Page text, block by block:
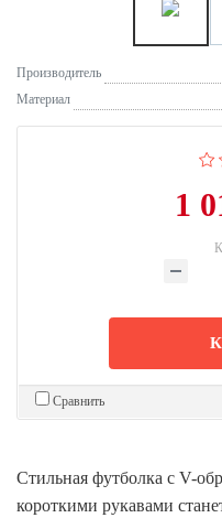
Производитель
Материал
1
Сравнить
Стильная футболка с V-
короткими рукавами